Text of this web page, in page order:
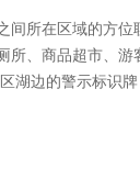
间所在区域的方位
、商品超市、游
湖边的警示标识